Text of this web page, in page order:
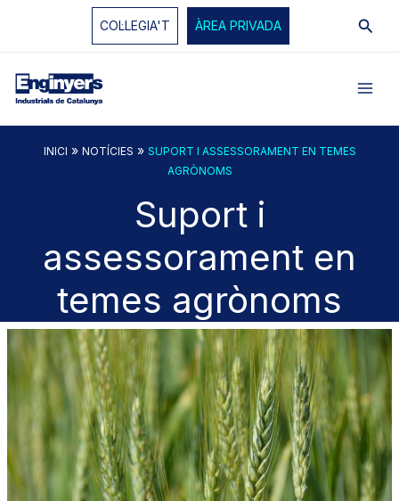
COL·LEGIA'T ÀREA PRIVADA
INICI » NOTÍCIES » SUPORT I ASSESSORAMENT EN TEMES
AGRÒNOMS
Suport i
assessorament en
temes agrònoms